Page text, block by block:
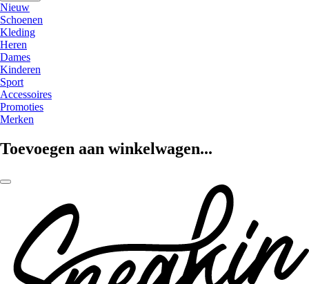
Nieuw
Schoenen
Kleding
Heren
Dames
Kinderen
Sport
Accessoires
Promoties
Merken
Toevoegen aan winkelwagen...